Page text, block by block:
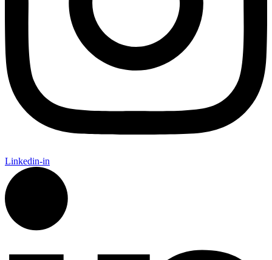
Linkedin-in